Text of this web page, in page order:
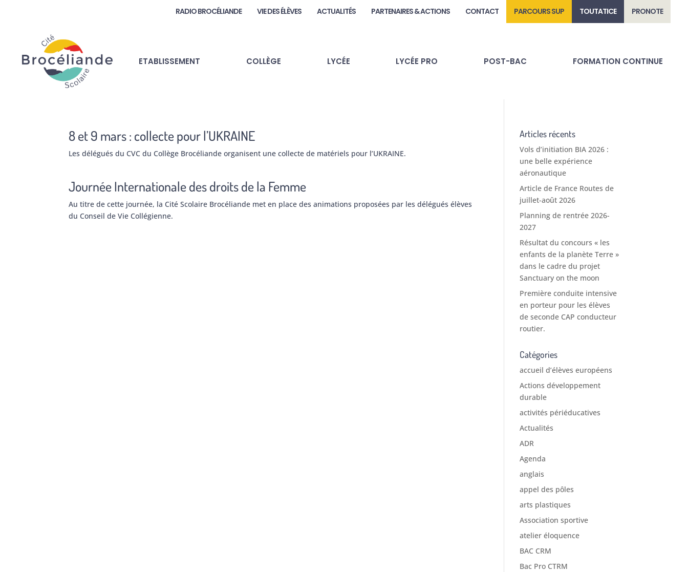
RADIO BROCÉLIANDE VIE DES ÉLÈVES ACTUALITÉS PARTENAIRES & ACTIONS CONTACT PARCOURS SUP TOUTATICE PRONOTE
ETABLISSEMENT COLLÈGE LYCÉE LYCÉE PRO POST-BAC FORMATION CONTINUE
8 et 9 mars : collecte pour l’UKRAINE
Les délégués du CVC du Collège Brocéliande organisent une collecte de matériels pour l’UKRAINE.
Journée Internationale des droits de la Femme
Au titre de cette journée, la Cité Scolaire Brocéliande met en place des animations proposées par les délégués élèves
du Conseil de Vie Collégienne.
Articles récents
Vols d’initiation BIA 2026 :
une belle expérience
aéronautique
Article de France Routes de
juillet-août 2026
Planning de rentrée 2026-
2027
Résultat du concours « les
enfants de la planète Terre »
dans le cadre du projet
Sanctuary on the moon
Première conduite intensive
en porteur pour les élèves
de seconde CAP conducteur
routier.
Catégories
accueil d’élèves européens
Actions développement
durable
activités périéducatives
Actualités
ADR
Agenda
anglais
appel des pôles
arts plastiques
Association sportive
atelier éloquence
BAC CRM
Bac Pro CTRM